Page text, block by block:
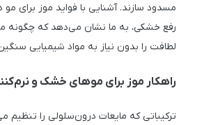
مسدود سازند. آشنایی با فواید موز برای مو
رفع خشکی، به ما نشان می‌دهد که چگونه
لطافت را بدون نیاز به مواد شیمیایی سنگین
راهکار موز برای موهای خشک و
ترکیباتی که مایعات درون‌سلولی را تنظیم